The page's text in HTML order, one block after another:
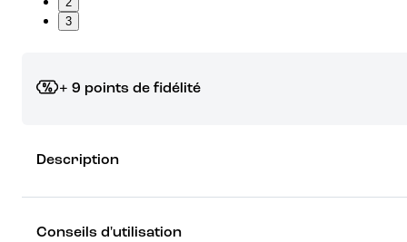
3
+ 9 points de fidélité
rêver !
Découvrez les récompenses
Description
Conseils d'utilisation